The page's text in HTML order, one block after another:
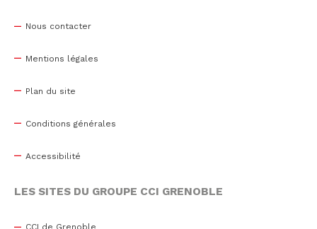
Nous contacter
Mentions légales
Plan du site
Conditions générales
Accessibilité
LES SITES DU GROUPE CCI GRENOBLE